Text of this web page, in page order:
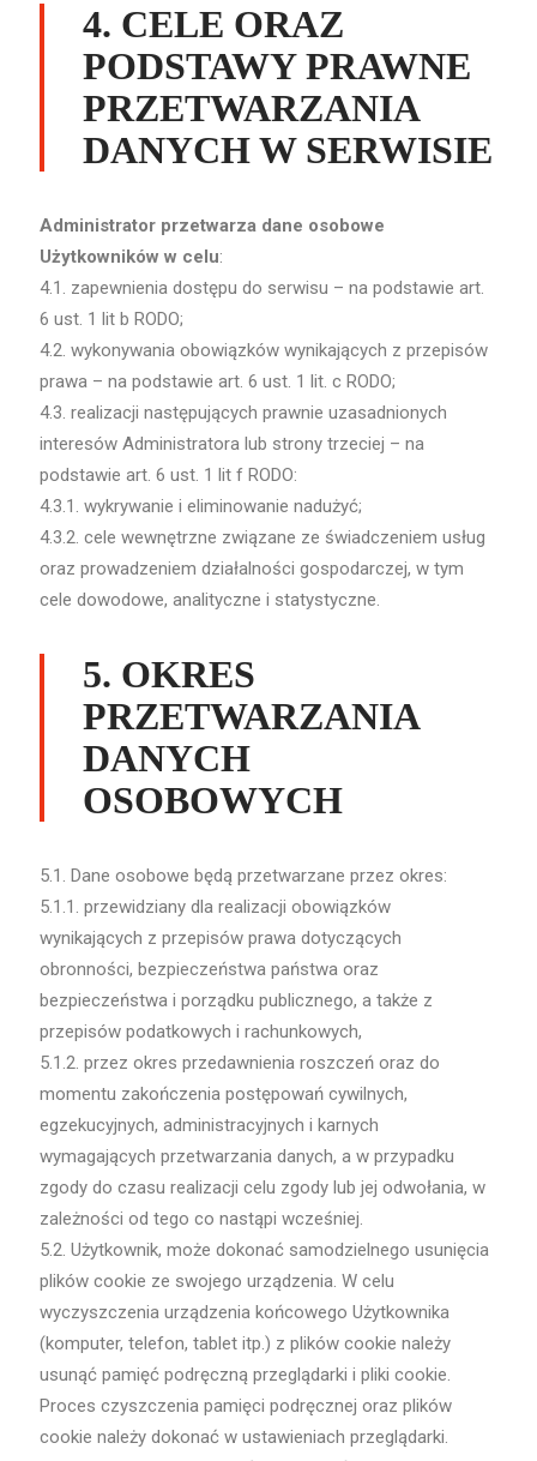
4. CELE ORAZ
PODSTAWY PRAWNE
PRZETWARZANIA
DANYCH W SERWISIE
Administrator przetwarza dane osobowe
Użytkowników w celu:
4.1. zapewnienia dostępu do serwisu – na podstawie art.
6 ust. 1 lit b RODO;
4.2. wykonywania obowiązków wynikających z przepisów
prawa – na podstawie art. 6 ust. 1 lit. c RODO;
4.3. realizacji następujących prawnie uzasadnionych
interesów Administratora lub strony trzeciej – na
podstawie art. 6 ust. 1 lit f RODO:
4.3.1. wykrywanie i eliminowanie nadużyć;
4.3.2. cele wewnętrzne związane ze świadczeniem usług
oraz prowadzeniem działalności gospodarczej, w tym
cele dowodowe, analityczne i statystyczne.
5. OKRES
PRZETWARZANIA
DANYCH
OSOBOWYCH
5.1. Dane osobowe będą przetwarzane przez okres:
5.1.1. przewidziany dla realizacji obowiązków
wynikających z przepisów prawa dotyczących
obronności, bezpieczeństwa państwa oraz
bezpieczeństwa i porządku publicznego, a także z
przepisów podatkowych i rachunkowych,
5.1.2. przez okres przedawnienia roszczeń oraz do
momentu zakończenia postępowań cywilnych,
egzekucyjnych, administracyjnych i karnych
wymagających przetwarzania danych, a w przypadku
zgody do czasu realizacji celu zgody lub jej odwołania, w
zależności od tego co nastąpi wcześniej.
5.2. Użytkownik, może dokonać samodzielnego usunięcia
plików cookie ze swojego urządzenia. W celu
wyczyszczenia urządzenia końcowego Użytkownika
(komputer, telefon, tablet itp.) z plików cookie należy
usunąć pamięć podręczną przeglądarki i pliki cookie.
Proces czyszczenia pamięci podręcznej oraz plików
cookie należy dokonać w ustawieniach przeglądarki.